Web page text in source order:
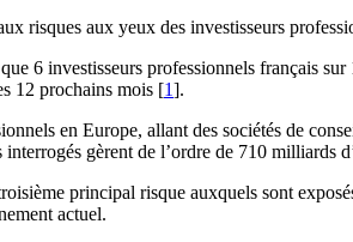
risques aux yeux des investisseurs
6 investisseurs professionnels français
12 prochains mois [1].
en Europe, allant des sociétés de
gèrent de l’ordre de 710 milliards
principal risque auxquels sont
actuel.